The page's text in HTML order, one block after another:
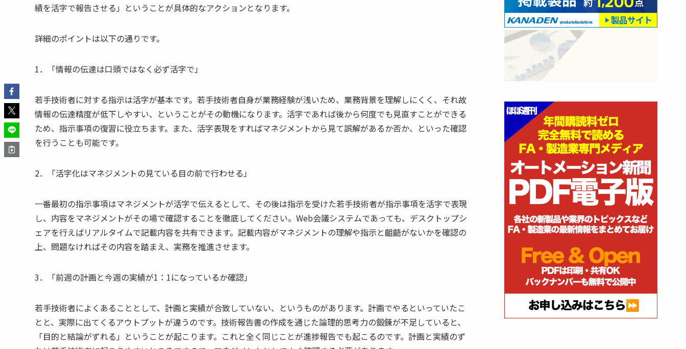
績を活字で報告させる」ということが具体的なアクションとなります。
詳細のポイントは以下の通りです。
1．「情報の伝達は口頭ではなく必ず活字で」
若手技術者に対する指示は活字が基本です。若手技術者自身が業務経験が浅いため、業務背景を理解しにくく、それ故
情報の伝達精度が低下しやすい、ということがその動機になります。活字であれば後から何度でも見直すことができる
ため、指示事項の復習に役立ちます。また、活字表現をすればマネジメントから見て誤解があるか否か、といった確認
を行うことも可能です。
2．「活字化はマネジメントの見ている目の前で行わせる」
一番最初の指示事項はマネジメントが活字で伝えるとして、その後は指示を受けた若手技術者が指示事項を活字で表現
し、内容をマネジメントがその場で確認することを徹底してください。Web会議システムであっても、デスクトップシ
ェアを行えばリアルタイムで記載内容を共有できます。記載内容がマネジメントの理解や指示と齟齬がないかを確認の
上、問題なければその内容を踏まえ、実務を推進させます。
3．「前週の計画と今週の実績が1：1になっているか確認」
若手技術者によくあることとして、計画と実績が合致していない、というものがあります。計画でやるといっていたこ
とと、実際に出てくるアウトプットが違うのです。技術報告書の作成を通じた論理的思考力の鍛錬が不足していると、
「目的と結論がずれる」ということが起こります。これと全く同じことが進捗報告でも起こるのです。計画と実績のず